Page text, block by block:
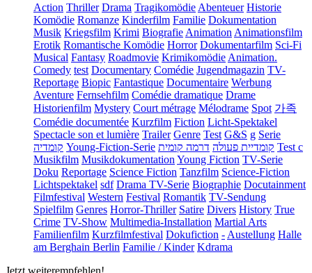
Action Thriller Drama Tragikomödie Abenteuer Historie
Komödie Romanze Kinderfilm Familie Dokumentation
Musik Kriegsfilm Krimi Biografie Animation Animationsfilm
Erotik Romantische Komödie Horror Dokumentarfilm Sci-Fi
Musical Fantasy Roadmovie Krimikomödie Animation.
Comedy test Documentary Comédie Jugendmagazin TV-
Reportage Biopic Fantastique Documentaire Werbung
Aventure Fernsehfilm Comédie dramatique Drame
Historienfilm Mystery Court métrage Mélodrame Spot 가족
Comédie documentée Kurzfilm Fiction Licht-Spektakel
Spectacle son et lumière Trailer Genre Test G&S g Serie
קומדיה Young-Fiction-Serie קומדיית פעולה דרמה קומית
Test c
Musikfilm Musikdokumentation Young Fiction TV-Serie
Doku Reportage Science Fiction Tanzfilm Science-Fiction
Lichtspektakel sdf Drama TV-Serie Biographie Docutainment
Filmfestival Western Festival Romantik TV-Sendung
Spielfilm Genres Horror-Thriller Satire Divers History True
Crime TV-Show Multimedia-Installation Martial Arts
Familienfilm Kurzfilmfestival Dokufiction - Austellung Halle
am Berghain Berlin Familie / Kinder Kdrama
Jetzt weiterempfehlen!